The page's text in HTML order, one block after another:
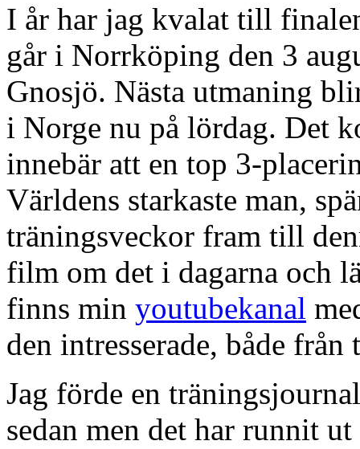
I år har jag kvalat till
går i Norrköping den 3
Gnosjö. Nästa utmaning
i Norge nu på lördag. Det
innebär att en top 3-
Världens starkaste man,
träningsveckor fram till
film om det i dagarna och
finns min youtubekanal
den intresserade, både
Jag förde en
sedan men det har runnit